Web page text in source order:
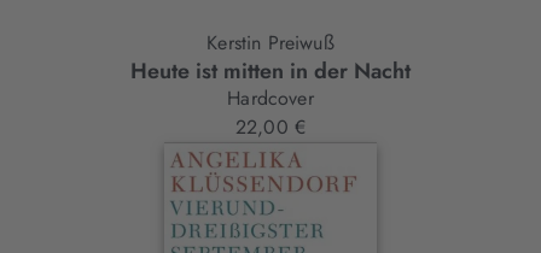
Kerstin Preiwuß
Heute ist mitten in der Nacht
Hardcover
22,00 €